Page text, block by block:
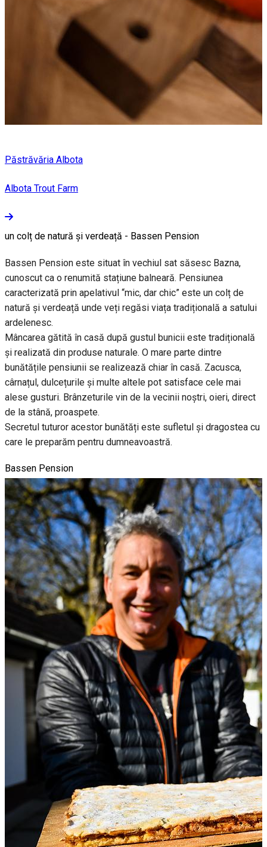
Păstrăvăria Albota
Albota Trout Farm
un colț de natură și verdeață - Bassen Pension
Bassen Pension este situat în vechiul sat săsesc Bazna,
cunoscut ca o renumită stațiune balneară. Pensiunea
caracterizată prin apelativul “mic, dar chic” este un colț de
natură și verdeață unde veți regăsi viața tradițională a satului
ardelenesc.
Mâncarea gătită în casă după gustul bunicii este tradițională
și realizată din produse naturale. O mare parte dintre
bunătățile pensiunii se realizează chiar în casă. Zacusca,
cârnațul, dulcețurile și multe altele pot satisface cele mai
alese gusturi. Brânzeturile vin de la vecinii noștri, oieri, direct
de la stână, proaspete.
Secretul tuturor acestor bunătăți este sufletul și dragostea cu
care le preparăm pentru dumneavoastră.
Bassen Pension